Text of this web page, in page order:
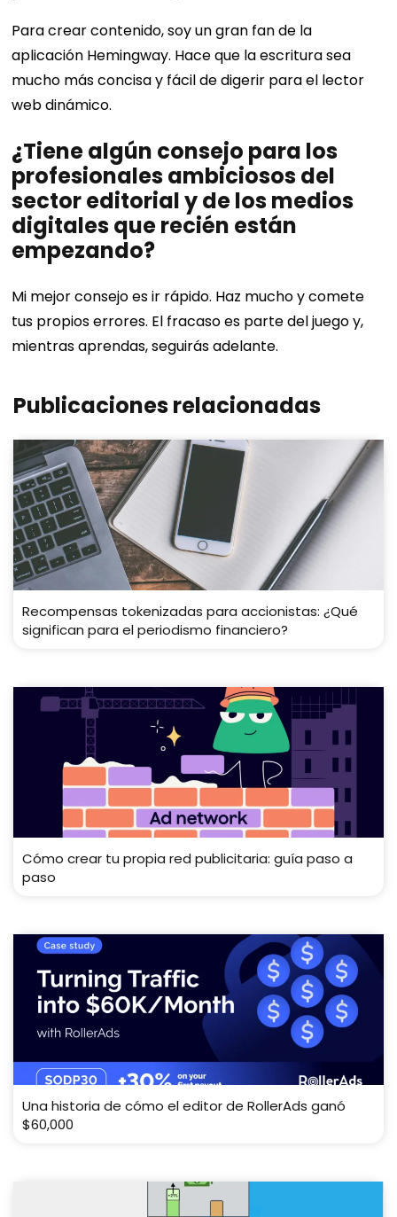
Para crear contenido, soy un gran fan de la
aplicación Hemingway. Hace que la escritura sea
mucho más concisa y fácil de digerir para el lector
web dinámico.
¿Tiene algún consejo para los
profesionales ambiciosos del
sector editorial y de los medios
digitales que recién están
empezando?
Mi mejor consejo es ir rápido. Haz mucho y comete
tus propios errores. El fracaso es parte del juego y,
mientras aprendas, seguirás adelante.
Publicaciones relacionadas
Recompensas tokenizadas para accionistas: ¿Qué
significan para el periodismo financiero?
Cómo crear tu propia red publicitaria: guía paso a
paso
Una historia de cómo el editor de RollerAds ganó
$60,000